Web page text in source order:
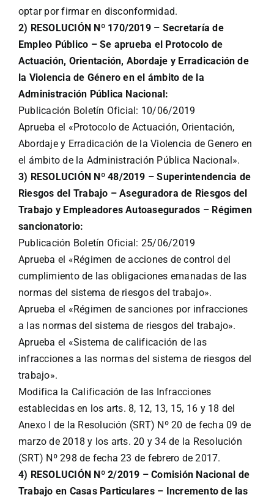
optar por firmar en disconformidad.
2) RESOLUCIÓN Nº 170/2019 – Secretaría de
Empleo Público – Se aprueba el Protocolo de
Actuación, Orientación, Abordaje y Erradicación de
la Violencia de Género en el ámbito de la
Administración Pública Nacional:
Publicación Boletín Oficial: 10/06/2019
Aprueba el «Protocolo de Actuación, Orientación,
Abordaje y Erradicación de la Violencia de Genero en
el ámbito de la Administración Pública Nacional».
3) RESOLUCIÓN Nº 48/2019 – Superintendencia de
Riesgos del Trabajo – Aseguradora de Riesgos del
Trabajo y Empleadores Autoasegurados – Régimen
sancionatorio:
Publicación Boletín Oficial: 25/06/2019
Aprueba el «Régimen de acciones de control del
cumplimiento de las obligaciones emanadas de las
normas del sistema de riesgos del trabajo».
Aprueba el «Régimen de sanciones por infracciones
a las normas del sistema de riesgos del trabajo».
Aprueba el «Sistema de calificación de las
infracciones a las normas del sistema de riesgos del
trabajo».
Modifica la Calificación de las Infracciones
establecidas en los arts. 8, 12, 13, 15, 16 y 18 del
Anexo I de la Resolución (SRT) Nº 20 de fecha 09 de
marzo de 2018 y los arts. 20 y 34 de la Resolución
(SRT) Nº 298 de fecha 23 de febrero de 2017.
4) RESOLUCIÓN Nº 2/2019 – Comisión Nacional de
Trabajo en Casas Particulares – Incremento de las